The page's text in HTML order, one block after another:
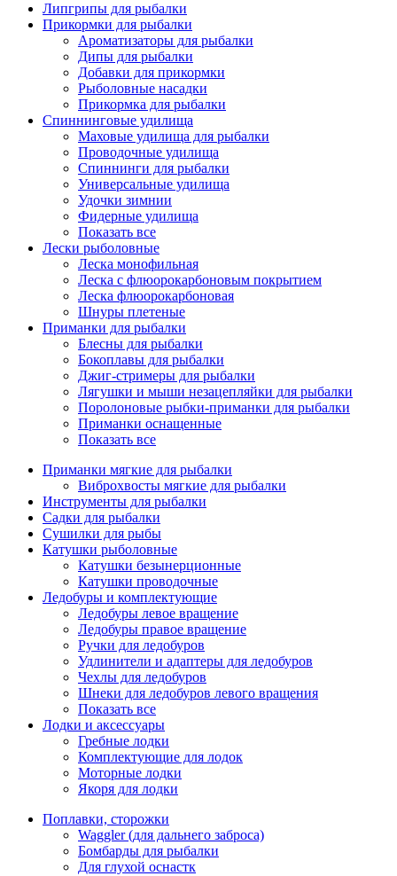
Липгрипы для рыбалки
Прикормки для рыбалки
Ароматизаторы для рыбалки
Дипы для рыбалки
Добавки для прикормки
Рыболовные насадки
Прикормка для рыбалки
Спиннинговые удилища
Маховые удилища для рыбалки
Проводочные удилища
Спиннинги для рыбалки
Универсальные удилища
Удочки зимнии
Фидерные удилища
Показать все
Лески рыболовные
Леска монофильная
Леска с флюорокарбоновым покрытием
Леска флюорокарбоновая
Шнуры плетеные
Приманки для рыбалки
Блесны для рыбалки
Бокоплавы для рыбалки
Джиг-стримеры для рыбалки
Лягушки и мыши незацепляйки для рыбалки
Поролоновые рыбки-приманки для рыбалки
Приманки оснащенные
Показать все
Приманки мягкие для рыбалки
Виброхвосты мягкие для рыбалки
Инструменты для рыбалки
Садки для рыбалки
Сушилки для рыбы
Катушки рыболовные
Катушки безынерционные
Катушки проводочные
Ледобуры и комплектующие
Ледобуры левое вращение
Ледобуры правое вращение
Ручки для ледобуров
Удлинители и адаптеры для ледобуров
Чехлы для ледобуров
Шнеки для ледобуров левого вращения
Показать все
Лодки и аксессуары
Гребные лодки
Комплектующие для лодок
Моторные лодки
Якоря для лодки
Поплавки, сторожки
Waggler (для дальнего заброса)
Бомбарды для рыбалки
Для глухой оснастк